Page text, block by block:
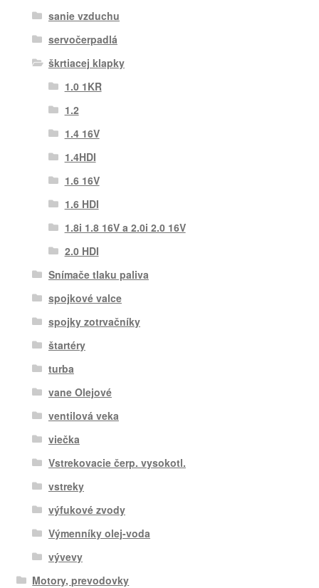
sanie vzduchu
servočerpadlá
škrtiacej klapky
1.0 1KR
1.2
1.4 16V
1.4HDI
1.6 16V
1.6 HDI
1.8i 1.8 16V a 2.0i 2.0 16V
2.0 HDI
Snímače tlaku paliva
spojkové valce
spojky zotrvačníky
štartéry
turba
vane Olejové
ventilová veka
viečka
Vstrekovacie čerp. vysokotl.
vstreky
výfukové zvody
Výmenníky olej-voda
vývevy
Motory, prevodovky